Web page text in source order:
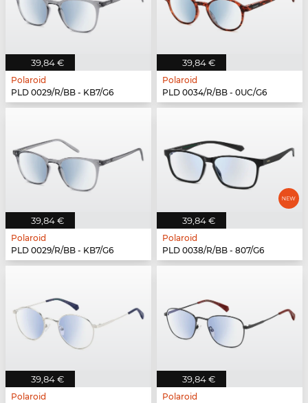
39,84 €
Polaroid
PLD 0029/R/BB - KB7/G6
39,84 €
Polaroid
PLD 0034/R/BB - 0UC/G6
39,84 €
Polaroid
PLD 0029/R/BB - KB7/G6
39,84 €
Polaroid
PLD 0038/R/BB - 807/G6
39,84 €
Polaroid
39,84 €
Polaroid